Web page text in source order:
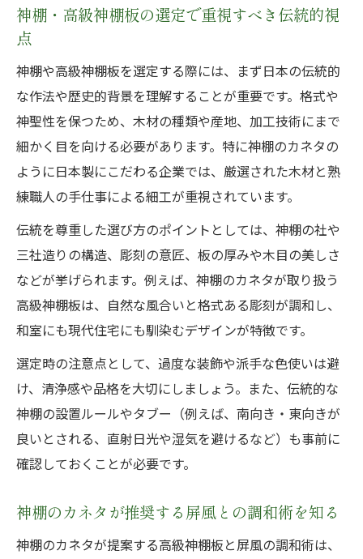
神棚 三社造りやスリムデザインの特徴と選
神棚のカネタが教える設置ルールの極意
神棚・高級神棚板設置の正しい方角と位置
選び
神棚のカネタ流 屏風設置で守るべき基本ル
ール
リビングでも安心 神棚の適切な設置場所の
考え方
神棚・高級神棚板の高さや配置で注意する
ポイント
神棚 組み立て時のタブーと安全な設置方法
住空間に調和する高級神棚板の実践方法
神棚・高級神棚板が和室インテリアに与え
る効果
神棚のカネタ製品を使った調和のコーディ
ネート術
スリムな神棚板で空間を美しく見せる実践
神棚・高級神棚板選びで重視したいサイズ
感の調整
神棚・高級神棚板の選定で重視すべき伝統的視
点
神棚や高級神棚板を選定する際には、まず日本の伝統的
な作法や歴史的背景を理解することが重要です。格式や
神聖性を保つため、木材の種類や産地、加工技術にまで
細かく目を向ける必要があります。特に神棚のカネタの
ように日本製にこだわる企業では、厳選された木材と熟
練職人の手仕事による細工が重視されています。
伝統を尊重した選び方のポイントとしては、神棚の社や
三社造りの構造、彫刻の意匠、板の厚みや木目の美しさ
などが挙げられます。例えば、神棚のカネタが取り扱う
高級神棚板は、自然な風合いと格式ある彫刻が調和し、
和室にも現代住宅にも馴染むデザインが特徴です。
選定時の注意点として、過度な装飾や派手な色使いは避
け、清浄感や品格を大切にしましょう。また、伝統的な
神棚の設置ルールやタブー（例えば、南向き・東向きが
良いとされる、直射日光や湿気を避けるなど）も事前に
確認しておくことが必要です。
神棚のカネタが推奨する屏風との調和術を知る
神棚のカネタが提案する高級神棚板と屏風の調和術は、